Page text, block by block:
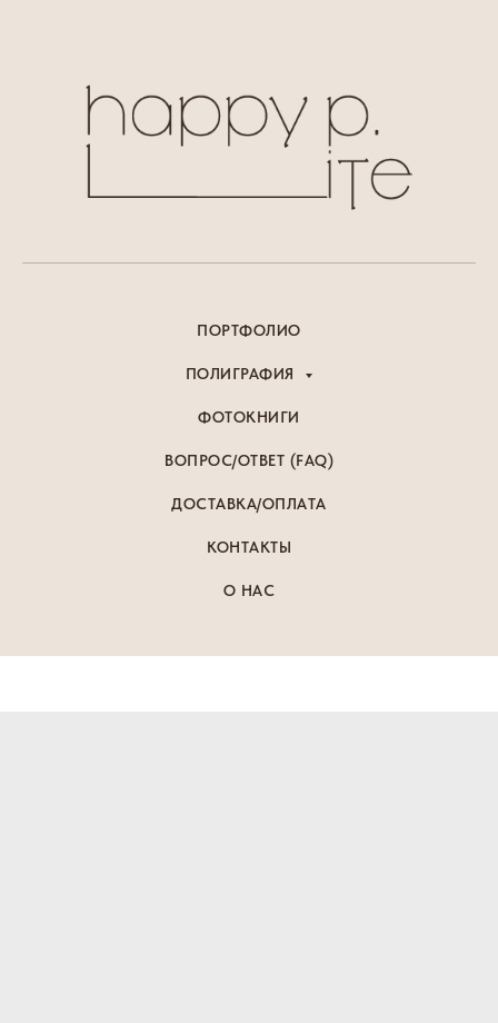
ПОРТФОЛИО
ПОЛИГРАФИЯ
ФОТОКНИГИ
ВОПРОС/ОТВЕТ (FAQ)
ДОСТАВКА/ОПЛАТА
КОНТАКТЫ
О НАС